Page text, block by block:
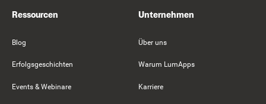
Ressourcen
Blog
Erfolgsgeschichten
Events & Webinare
Unternehmen
Über uns
Warum LumApps
Karriere